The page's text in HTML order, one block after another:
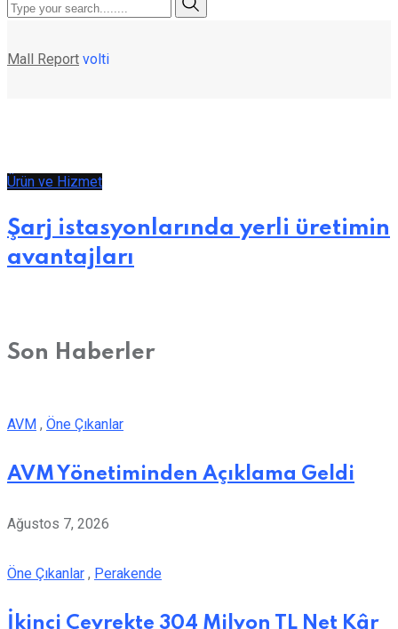
Mall Report volti
Ürün ve Hizmet
Şarj istasyonlarında yerli üretimin
avantajları
Son Haberler
AVM , Öne Çıkanlar
AVM Yönetiminden Açıklama Geldi
Ağustos 7, 2026
Öne Çıkanlar , Perakende
İkinci Çeyrekte 304 Milyon TL Net Kâr